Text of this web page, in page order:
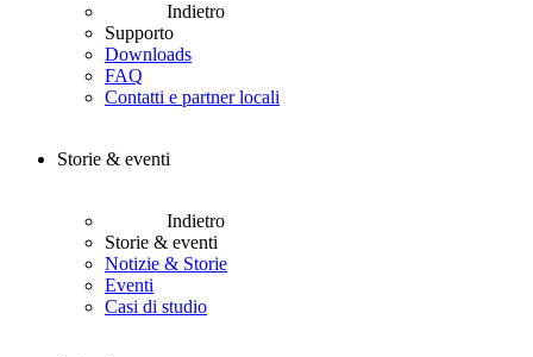
Indietro
Supporto
Downloads
FAQ
Contatti e partner locali
Storie & eventi
Indietro
Storie & eventi
Notizie & Storie
Eventi
Casi di studio